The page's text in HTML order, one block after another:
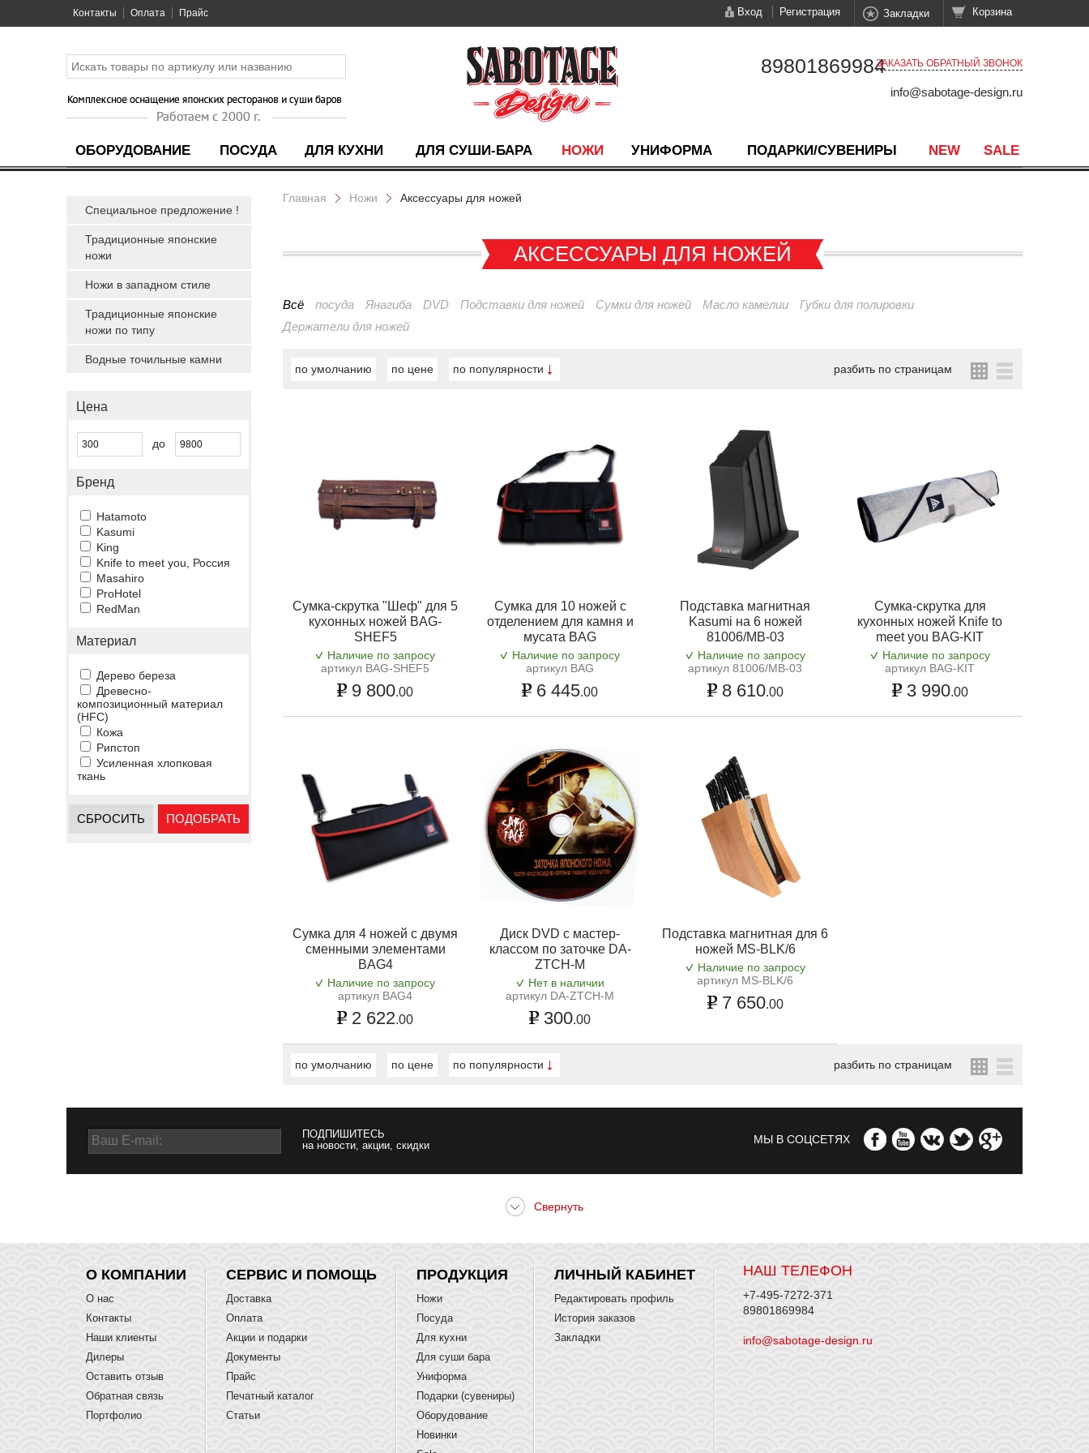
Контакты Оплата Прайс Вход Регистрация Закладки Корзина
ОБОРУДОВАНИЕ ПОСУДА ДЛЯ КУХНИ ДЛЯ СУШИ-БАРА НОЖИ УНИФОРМА ПОДАРКИ/СУВЕНИРЫ NEW SALE
89801869984ЗАКАЗАТЬ ОБРАТНЫЙ ЗВОНОК
info@sabotage-design.ru
Специальное предложение !
Традиционные японские
ножи
Ножи в западном стиле
Традиционные японские
ножи по типу
Водные точильные камни
Цена
до
Бренд
Hatamoto
Kasumi
King
Knife to meet you, Россия
Masahiro
ProHotel
RedMan
Материал
Дерево береза
Древесно-
композиционный материал
(HFC)
Кожа
Рипстоп
Усиленная хлопковая
ткань
СБРОСИТЬ ПОДОБРАТЬ
Главная Ножи Аксессуары для ножей
АКСЕССУАРЫ ДЛЯ НОЖЕЙ
Всё посуда Янагиба DVD Подставки для ножей Сумки для ножей Масло камелии
Губки для полировки
Держатели для ножей
по умолчанию по цене по популярности разбить по страницам
Сумка-скрутка "Шеф" для 5
кухонных ножей BAG-
SHEF5
Наличие по запросу
артикул BAG-SHEF5
9 800.00
Сумка для 10 ножей с
отделением для камня и
мусата BAG
Наличие по запросу
артикул BAG
6 445.00
Подставка магнитная
Kasumi на 6 ножей
81006/MB-03
Наличие по запросу
артикул 81006/MB-03
8 610.00
Сумка-скрутка для
кухонных ножей Knife to
meet you BAG-KIT
Наличие по запросу
артикул BAG-KIT
3 990.00
Сумка для 4 ножей с двумя
сменными элементами
BAG4
Наличие по запросу
артикул BAG4
2 622.00
Диск DVD с мастер-
классом по заточке DA-
ZTCH-M
Нет в наличии
артикул DA-ZTCH-M
300.00
Подставка магнитная для 6
ножей MS-BLK/6
Наличие по запросу
артикул MS-BLK/6
7 650.00
по умолчанию по цене по популярности разбить по страницам
ПОДПИШИТЕСЬ
на новости, акции, скидки
МЫ В СОЦСЕТЯХ
НАШ ТЕЛЕФОН
+7-495-7272-371
89801869984
info@sabotage-design.ru
О КОМПАНИИ
О нас
Контакты
Наши клиенты
Дилеры
Оставить отзыв
Обратная связь
Портфолио
СЕРВИС И ПОМОЩЬ
Доставка
Оплата
Акции и подарки
Документы
Прайс
Печатный каталог
Статьи
ПРОДУКЦИЯ
Ножи
Посуда
Для кухни
Для суши бара
Униформа
Подарки (сувениры)
Оборудование
Новинки
ЛИЧНЫЙ КАБИНЕТ
Редактировать профиль
История заказов
Закладки